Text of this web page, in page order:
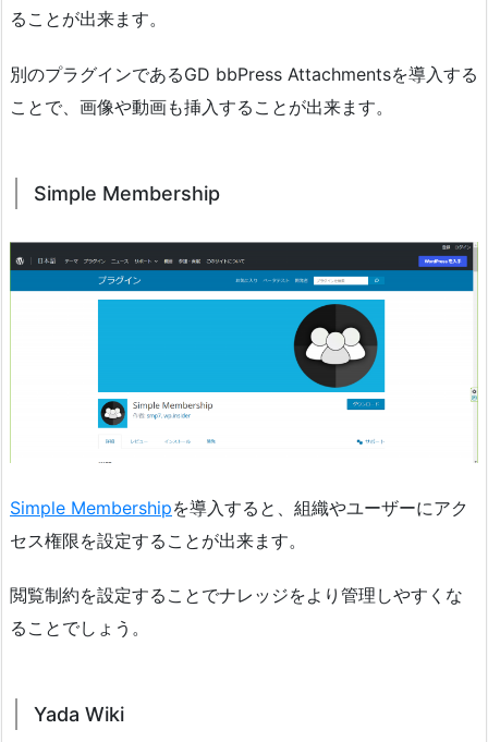
ることが出来ます。
別のプラグインであるGD bbPress Attachmentsを導入する
ことで、画像や動画も挿入することが出来ます。
Simple Membership
Simple Membershipを導入すると、組織やユーザーにアク
セス権限を設定することが出来ます。
閲覧制約を設定することでナレッジをより管理しやすくな
ることでしょう。
Yada Wiki